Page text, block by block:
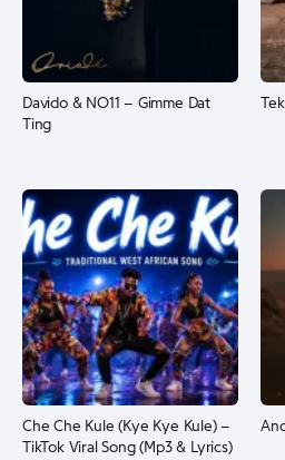
Davido & NO11 – Gimme Dat
Ting
Che Che Kule (Kye Kye Kule) –
TikTok Viral Song (Mp3 & Lyrics)